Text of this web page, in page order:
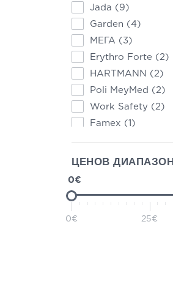
Jada (9)
Garden (4)
ΜΕΓΑ (3)
Erythro Forte (2)
HARTMANN (2)
Poli MeyMed (2)
Work Safety (2)
Famex (1)
RealCare(1)
Trimed (1)
ЦЕНОВ ДИАПАЗОН
0€
0€ 25€